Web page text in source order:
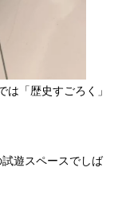
は「歴史すごろく」
遊スペースでしば